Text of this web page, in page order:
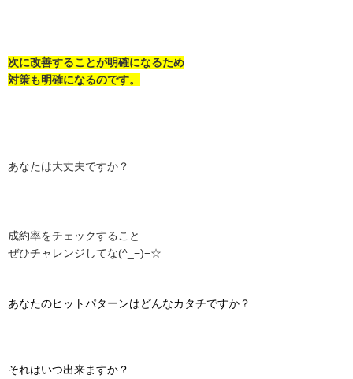
次に改善することが明確になるため
対策も明確になるのです。
あなたは大丈夫ですか？
成約率をチェックすること
ぜひチャレンジしてな(^_−)−☆
あなたのヒットパターンはどんなカタチですか？
それはいつ出来ますか？